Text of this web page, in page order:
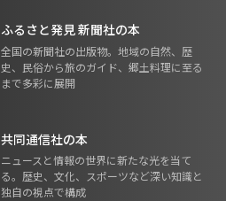
ふるさと発見 新聞社の本
全国の新聞社の出版物。地域の自然、歴
史、民俗から旅のガイド、郷土料理に至る
まで多彩に展開
共同通信社の本
ニュースと情報の世界に新たな光を当て
る。歴史、文化、スポーツなど深い知識と
独自の視点で構成